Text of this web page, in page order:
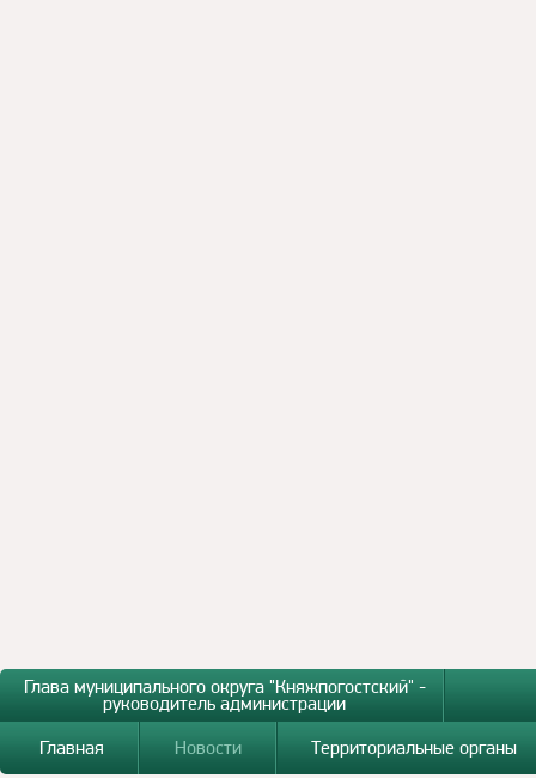
Глава муниципального округа "Княжпогостский" -
руководитель администрации
Главная
Новости Территориальные органы